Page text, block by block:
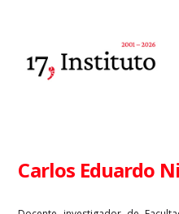
Carlos Eduardo